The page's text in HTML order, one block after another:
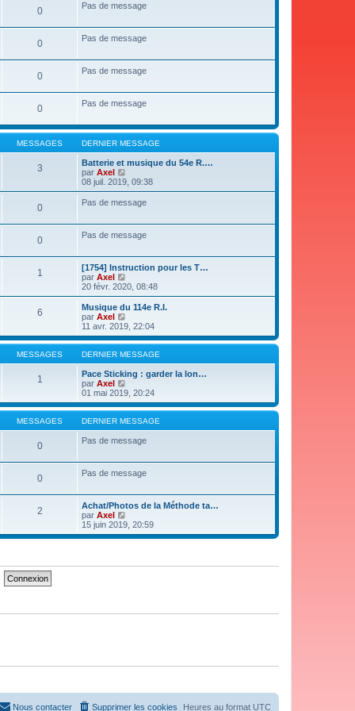
s
a
e
0 Pas de message
0 Pas de message
0 Pas de message
0 Pas de message
MESSAGES DERNIER MESSAGE
3
Batterie et musique du 54e R.…
par Axel
o
i
r
d
e
n
i
r
m
e
s
a
g
e
08 juil. 2019, 09:38
0 Pas de message
0 Pas de message
1
[1754] Instruction pour les T…
par Axel
o
i
r
e
d
e
r
n
i
r
m
e
s
s
a
20 févr. 2020, 08:48
6
Musique du 114e R.I.
par Axel
o
i
r
l
e
d
r
n
i
e
r
m
a
e
11 avr. 2019, 22:04
MESSAGES DERNIER MESSAGE
1
Pace Sticking : garder la lon…
par Axel
o
i
r
l
e
d
i
r
m
s
s
01 mai 2019, 20:24
MESSAGES DERNIER MESSAGE
0 Pas de message
0 Pas de message
2
Achat/Photos de la Méthode ta…
par Axel
o
i
s
e
15 juin 2019, 20:59
Heures au format UTC
Supprimer les cookies
Nous contacter